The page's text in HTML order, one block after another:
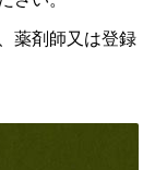
薬剤師又は登録